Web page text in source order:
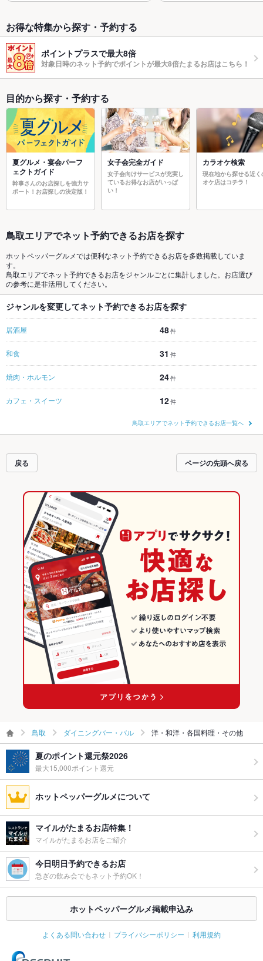
お得な特集から探す・予約する
ポイントプラスで最大8倍
対象日時のネット予約でポイントが最大8倍たまるお店はこちら！
目的から探す・予約する
夏グルメ・宴会パーフ
ェクトガイド
幹事さんのお店探しを強力サ
ポート！お店探しの決定版！
女子会完全ガイド
女子会向けサービスが充実し
ているお得なお店がいっぱ
い！
カラオケ検索
現在地から探せる近く
オケ店はコチラ！
鳥取エリアでネット予約できるお店を探す
ホットペッパーグルメでは便利なネット予約できるお店を多数掲載していま
す。
鳥取エリアでネット予約できるお店をジャンルごとに集計しました。お店選び
の参考に是非活用してください。
ジャンルを変更してネット予約できるお店を探す
居酒屋 48件
和食 31 件
焼肉・ホルモン 24件
カフェ・スイーツ 12件
鳥取エリアでネット予約できるお店一覧へ
戻る ページの先頭へ戻る
鳥取 ダイニングバー・バル 洋・和洋・各国料理・その他
夏のポイント還元祭2026
最大15,000ポイント還元
ホットペッパーグルメについて
マイルがたまるお店特集！
マイルがたまるお店をご紹介
今日明日予約できるお店
急ぎの飲み会でもネット予約OK！
ホットペッパーグルメ掲載申込み
よくある問い合わせ プライバシーポリシー 利用規約